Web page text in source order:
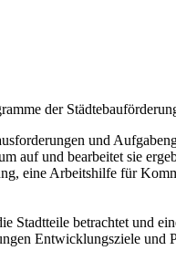
der
und
auf und bearbeitet sie
eine Arbeitshilfe für
Stadtteile betrachtet und
Entwicklungsziele und